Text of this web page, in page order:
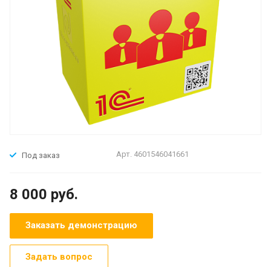
Под заказ Арт. 4601546041661
8 000 руб.
Заказать демонстрацию
Задать вопрос